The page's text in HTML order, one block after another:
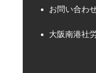
お問い合わ
大阪南港社